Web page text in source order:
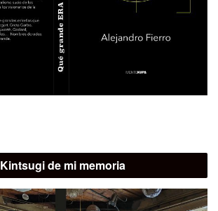
Kintsugi de mi memoria